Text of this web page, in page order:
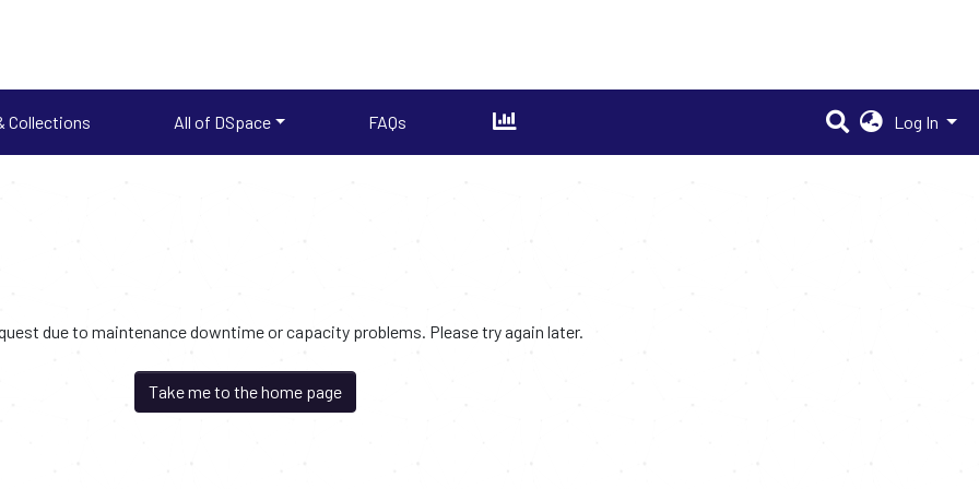
Collections All of DSpace FAQs Log In
due to maintenance downtime or capacity problems. Please try again later.
Take me to the home page